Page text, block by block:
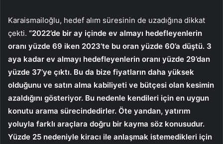
Karaismailoğlu, hedef alım süresinin de uzadığına dikkat
çekti. “2022’de bir ay içinde ev almayı hedefleyenlerin
oranı yüzde 69 iken 2023’te bu oran yüzde 60’a düştü. 3
aya kadar ev almayı hedefleyenlerin oranı yüzde 29’dan
yüzde 37’ye çıktı. Bu da bize fiyatların daha yüksek
olduğunu ve satın alma kabiliyeti ve bütçesi olan kesimin
azaldığını gösteriyor. Bu nedenle kendileri için en uygun
konutu arama sürecindedirler. Öte yandan, yatırım
yoluyla farklı araçlara doğru bir kayma söz konusudur.
Yüzde 25 nedeniyle kiracı ile anlaşmak istemedikleri için